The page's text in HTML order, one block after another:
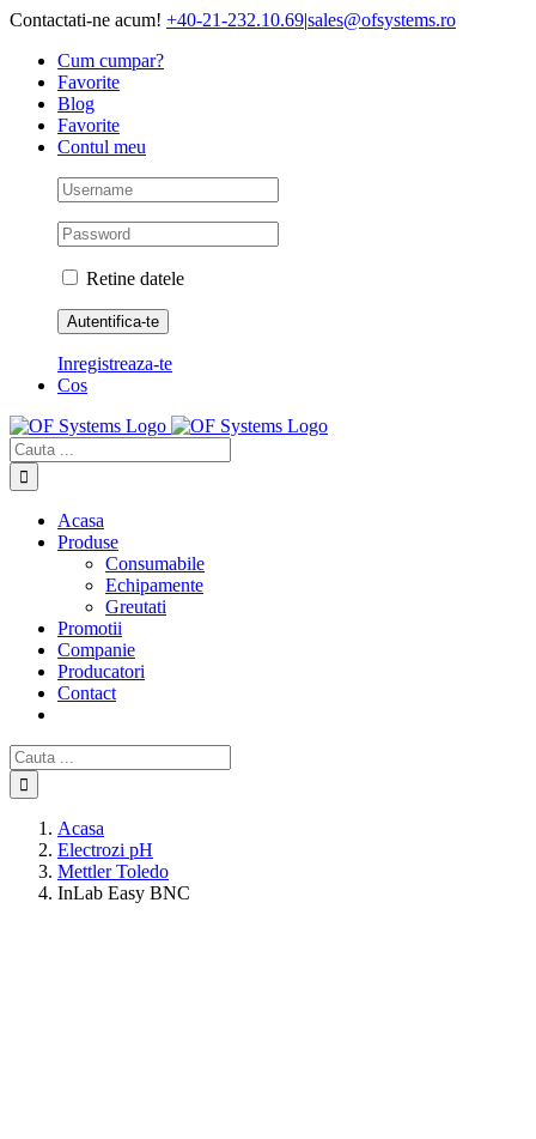
Skip
content
Contactati-ne acum! +40-21-232.10.69|sales@ofsystems.ro
Cum cumpar?
Favorite
Blog
Favorite
Contul meu
Retine datele
Inregistreaza-te
Cos
Cautare...
Acasa
Produse
Consumabile
Echipamente
Greutati
Promotii
Companie
Producatori
Contact
Cautare...
Acasa
Electrozi pH
Mettler Toledo
InLab Easy BNC